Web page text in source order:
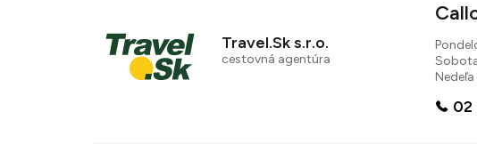
Travel.Sk s.r.o.
cestovná agentúra
02